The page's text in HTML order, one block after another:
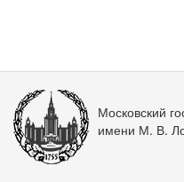
Московский
имени М. В.